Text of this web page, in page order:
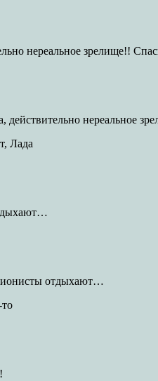
нереальное зрелище!!
действительно нереальное
Лада
отдыхают…